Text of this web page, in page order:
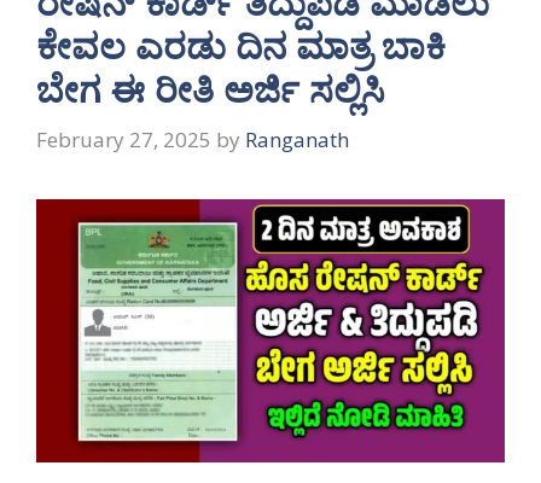
ಕೇವಲ ಎರಡು ದಿನ ಮಾತ್ರ ಬಾಕಿ
ಬೇಗ ಈ ರೀತಿ ಅರ್ಜಿ ಸಲ್ಲಿಸಿ
February 27, 2025 by Ranganath